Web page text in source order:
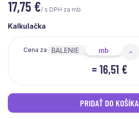
17,75 €/ s DPH za mb
Kalkulačka
Cena za BALENIE mb -
= 16,51 €
PRIDAŤ DO KOŠÍKA